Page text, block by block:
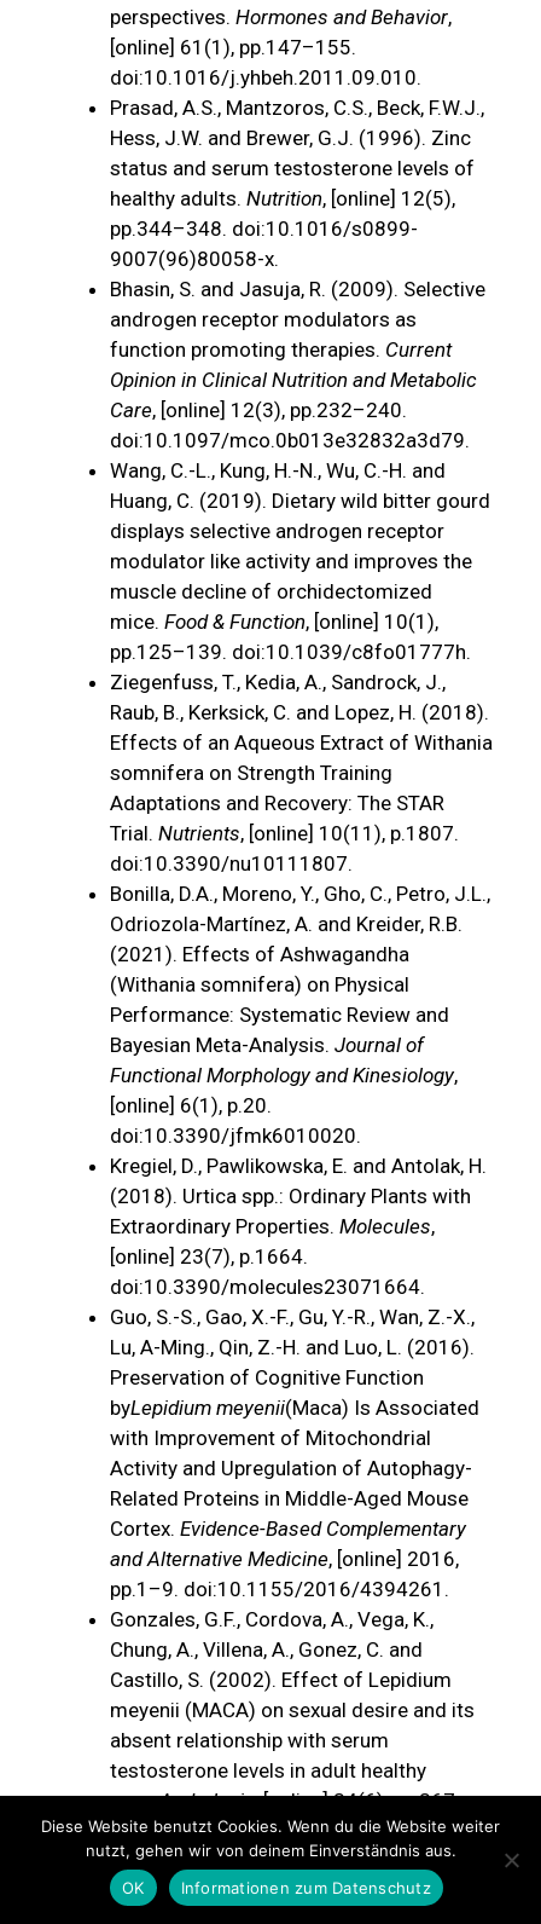
perspectives. Hormones and Behavior,
[online] 61(1), pp.147–155.
doi:10.1016/j.yhbeh.2011.09.010.
Prasad, A.S., Mantzoros, C.S., Beck, F.W.J.,
Hess, J.W. and Brewer, G.J. (1996). Zinc
status and serum testosterone levels of
healthy adults. Nutrition, [online] 12(5),
pp.344–348. doi:10.1016/s0899-
9007(96)80058-x.
Bhasin, S. and Jasuja, R. (2009). Selective
androgen receptor modulators as
function promoting therapies. Current
Opinion in Clinical Nutrition and Metabolic
Care, [online] 12(3), pp.232–240.
doi:10.1097/mco.0b013e32832a3d79.
‌Wang, C.-L., Kung, H.-N., Wu, C.-H. and
Huang, C. (2019). Dietary wild bitter gourd
displays selective androgen receptor
modulator like activity and improves the
muscle decline of orchidectomized
mice. Food & Function, [online] 10(1),
pp.125–139. doi:10.1039/c8fo01777h.
Ziegenfuss, T., Kedia, A., Sandrock, J.,
Raub, B., Kerksick, C. and Lopez, H. (2018).
Effects of an Aqueous Extract of Withania
somnifera on Strength Training
Adaptations and Recovery: The STAR
Trial. Nutrients, [online] 10(11), p.1807.
doi:10.3390/nu10111807.
‌Bonilla, D.A., Moreno, Y., Gho, C., Petro, J.L.,
Odriozola-Martínez, A. and Kreider, R.B.
(2021). Effects of Ashwagandha
(Withania somnifera) on Physical
Performance: Systematic Review and
Bayesian Meta-Analysis. Journal of
Functional Morphology and Kinesiology,
[online] 6(1), p.20.
doi:10.3390/jfmk6010020.
‌Kregiel, D., Pawlikowska, E. and Antolak, H.
(2018). Urtica spp.: Ordinary Plants with
Extraordinary Properties. Molecules,
[online] 23(7), p.1664.
doi:10.3390/molecules23071664.
‌Guo, S.-S., Gao, X.-F., Gu, Y.-R., Wan, Z.-X.,
Lu, A-Ming., Qin, Z.-H. and Luo, L. (2016).
Preservation of Cognitive Function
byLepidium meyenii(Maca) Is Associated
with Improvement of Mitochondrial
Activity and Upregulation of Autophagy-
Related Proteins in Middle-Aged Mouse
Cortex. Evidence-Based Complementary
and Alternative Medicine, [online] 2016,
pp.1–9. doi:10.1155/2016/4394261.
‌Gonzales, G.F., Cordova, A., Vega, K.,
Chung, A., Villena, A., Gonez, C. and
Castillo, S. (2002). Effect of Lepidium
meyenii (MACA) on sexual desire and its
absent relationship with serum
testosterone levels in adult healthy
men.Andrologia, [online] 34(6), pp.367–
372. doi:10.1046/j.1439-
0272.2002.00519.x.
‌HSIAO, C.-Y., CHEN, Y.-M., HSU, Y.-J.,
Diese Website benutzt Cookies. Wenn du die Website weiter
nutzt, gehen wir von deinem Einverständnis aus.
OK
Informationen zum Datenschutz